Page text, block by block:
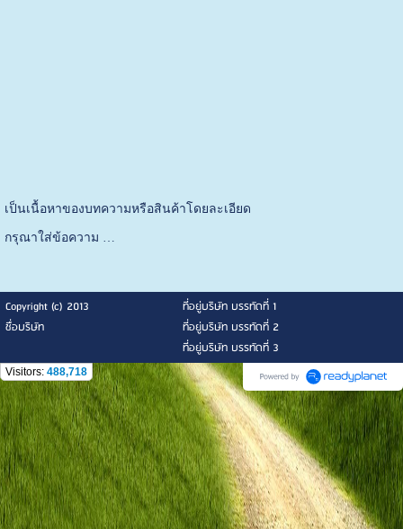
เป็นเนื้อหาของบทความหรือสินค้าโดยละเอียด
กรุณาใส่ข้อความ …
Copyright (c) 2013
ที่อยู่บริษัท บรรทัดที่ 1
ชื่อบริษัท
ที่อยู่บริษัท บรรทัดที่ 2
ที่อยู่บริษัท บรรทัดที่ 3
Visitors: 488,718